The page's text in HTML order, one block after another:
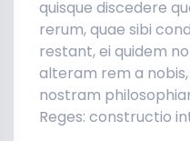
quisque discedere
rerum, quae sibi
restant, ei quidem
alteram rem a
nostram
Reges: constructio